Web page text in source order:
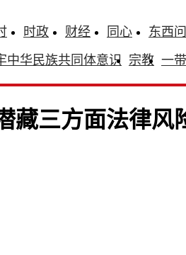
时政 财经 同心 东西问
中华民族共同体意识 宗教 一
藏三方面法律风